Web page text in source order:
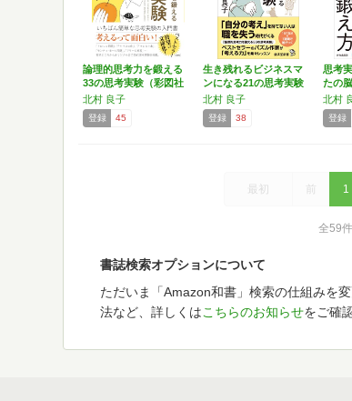
論理的思考力を鍛える
33の思考実験（彩図社
文…
北村 良子
登録 45
生き残れるビジネスマ
ンになる21の思考実験
…
北村 良子
登録 38
思考
たの
み」…
北村
登録
最初 前 1
全59
書誌検索オプションについて
ただいま「Amazon和書」検索の仕組みを
法など、詳しくはこちらのお知らせをご確